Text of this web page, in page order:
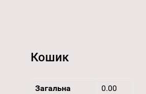
Кошик
Загальна
0.00